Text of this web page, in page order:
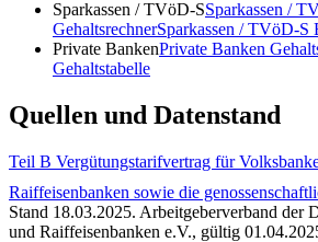
Sparkassen / TVöD-SSparkassen /
GehaltsrechnerSparkassen / TVöD-S
Private BankenPrivate Banken
Gehaltstabelle
Quellen und Datenstand
Teil B Vergütungstarifvertrag für
Raiffeisenbanken sowie die
Stand 18.03.2025. Arbeitgeberverband der
und Raiffeisenbanken e.V., gültig